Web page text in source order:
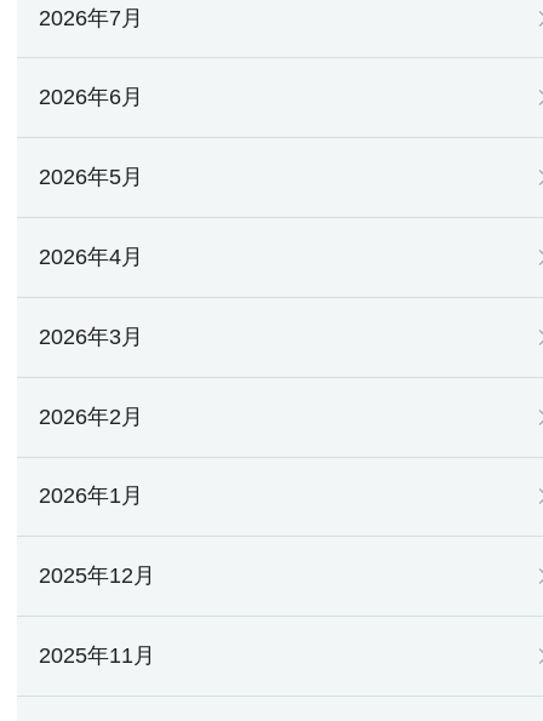
2026年7月
2026年6月
2026年5月
2026年4月
2026年3月
2026年2月
2026年1月
2025年12月
2025年11月